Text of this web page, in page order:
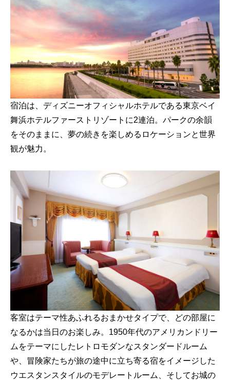
宿泊は、ディズニーオフィシャルホテルである東京ベイ
舞浜ホテルファーストリゾートに2連泊。パークの余韻
をそのままに、夢の続きを楽しめるロケーションと世界
観が魅力。
客室はテーマ性あふれるおまかせタイプで、どの部屋に
なるかは当日のお楽しみ。1950年代のアメリカンドリー
ムをテーマにしたレトロモダンなスタンダードルーム
や、冒険家たちが旅の途中に立ち寄る宿をイメージした
ウエスタンスタイルのモデレートルーム、そしてお城の